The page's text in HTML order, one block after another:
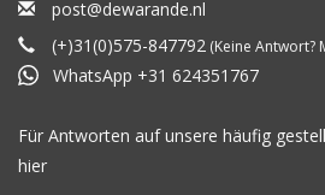
post@dewarande.nl
(+)31(0)575-847792 (Keine Antwort?
WhatsApp +31 624351767
Für Antworten auf unsere häufig
hier